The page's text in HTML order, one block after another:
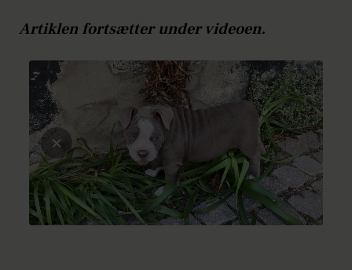
Artiklen fortsætter under videoen.